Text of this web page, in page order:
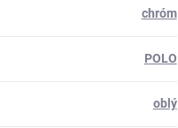
chróm
POLO
oblý